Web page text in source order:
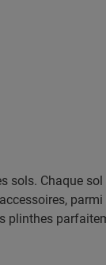
sols. Chaque
plinthes